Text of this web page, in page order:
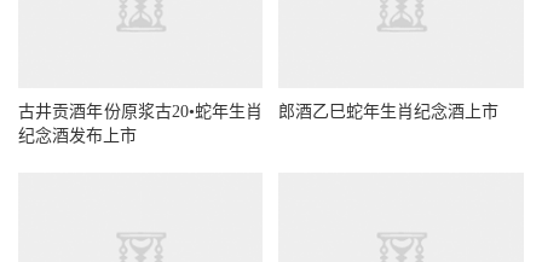
古井贡酒年份原浆古20•蛇年生肖
纪念酒发布上市
郎酒乙巳蛇年生肖纪念酒上市